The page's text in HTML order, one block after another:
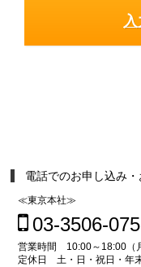
電話でのお申し込み
≪東京本社≫
03-3506-
営業時間 10:00～18:00（
定休日 土・日・祝日・年